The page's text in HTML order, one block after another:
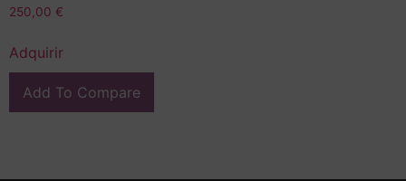
250,00 €
Adquirir
Add To Compare